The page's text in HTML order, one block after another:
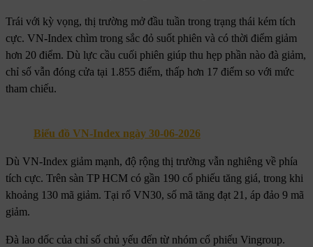
Trái với kỳ vọng, thị trường mở đầu tuần trong trạng thái kém tích
cực. VN-Index chìm trong sắc đỏ suốt phiên và có thời điểm giảm
hơn 20 điểm. Dù lực cầu cuối phiên giúp thu hẹp phần nào đà giảm,
chỉ số vẫn đóng cửa tại 1.855 điểm, thấp hơn 17 điểm so với mức
tham chiếu.
Biểu đồ VN-Index ngày 30-06-2026
Dù VN-Index giảm mạnh, độ rộng thị trường vẫn nghiêng về phía
tích cực. Trên sàn TP HCM có gần 190 cổ phiếu tăng giá, trong khi
khoảng 130 mã giảm. Tại rổ VN30, số mã tăng đạt 21, áp đảo 9 mã
giảm.
Đà lao dốc của chỉ số chủ yếu đến từ nhóm cổ phiếu Vingroup.